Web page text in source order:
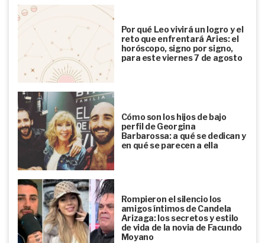
Por qué Leo vivirá un logro y el
reto que enfrentará Aries: el
horóscopo, signo por signo,
para este viernes 7 de agosto
Cómo son los hijos de bajo
perfil de Georgina
Barbarossa: a qué se dedican y
en qué se parecen a ella
Rompieron el silencio los
amigos íntimos de Candela
Arizaga: los secretos y estilo
de vida de la novia de Facundo
Moyano